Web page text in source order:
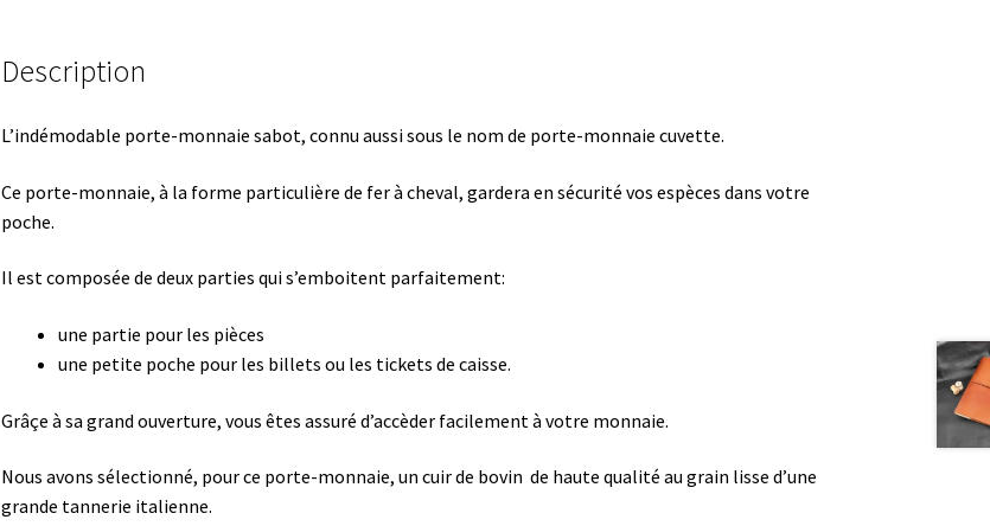
Description
L’indémodable porte-monnaie sabot, connu aussi sous le nom de porte-monnaie cuvette.
Ce porte-monnaie, à la forme particulière de fer à cheval, gardera en sécurité vos espèces dans votre
poche.
Il est composée de deux parties qui s’emboitent parfaitement:
une partie pour les pièces
une petite poche pour les billets ou les tickets de caisse.
Grâçe à sa grand ouverture, vous êtes assuré d’accèder facilement à votre monnaie.
Nous avons sélectionné, pour ce porte-monnaie, un cuir de bovin de haute qualité au grain lisse d’une
grande tannerie italienne.